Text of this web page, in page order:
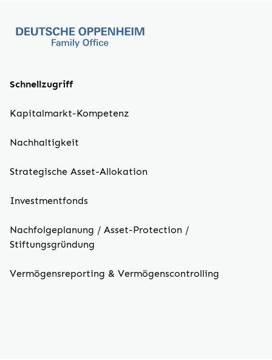
Schnellzugriff
Kapitalmarkt-Kompetenz
Nachhaltigkeit
Strategische Asset-Allokation
Investmentfonds
Nachfolgeplanung / Asset-Protection /
Stiftungsgründung
Vermögensreporting & Vermögenscontrolling